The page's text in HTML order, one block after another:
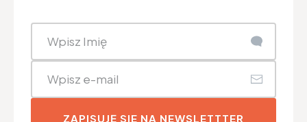
ZAPISUJĘ SIE NA NEWSLETTTER